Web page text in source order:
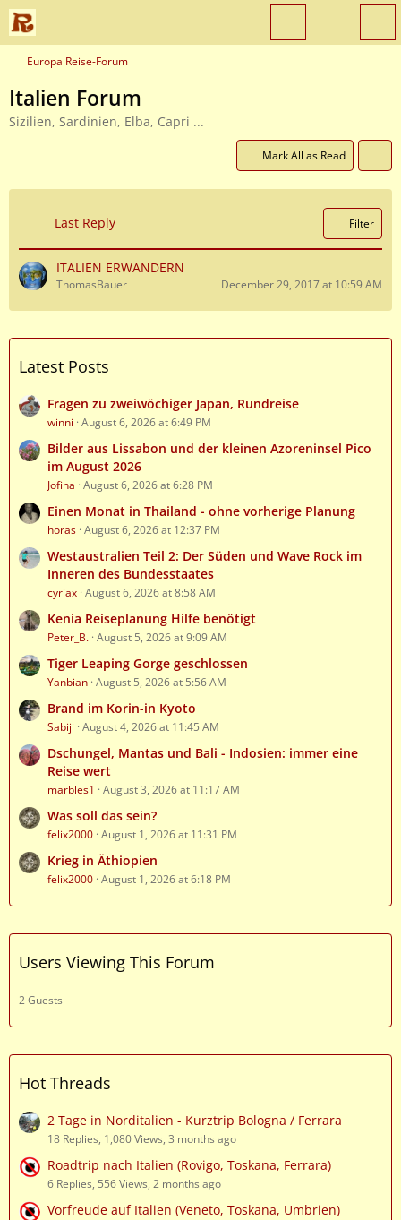
Europa Reise-Forum
Italien Forum
Sizilien, Sardinien, Elba, Capri ...
Mark All as Read
Last Reply Filter
ITALIEN ERWANDERN
ThomasBauer December 29, 2017 at 10:59 AM
Latest Posts
Fragen zu zweiwöchiger Japan, Rundreise
winni August 6, 2026 at 6:49 PM
Bilder aus Lissabon und der kleinen Azoreninsel Pico
im August 2026
Jofina August 6, 2026 at 6:28 PM
Einen Monat in Thailand - ohne vorherige Planung
horas August 6, 2026 at 12:37 PM
Westaustralien Teil 2: Der Süden und Wave Rock im
Inneren des Bundesstaates
cyriax August 6, 2026 at 8:58 AM
Kenia Reiseplanung Hilfe benötigt
Peter_B. August 5, 2026 at 9:09 AM
Tiger Leaping Gorge geschlossen
Yanbian August 5, 2026 at 5:56 AM
Brand im Korin-in Kyoto
Sabiji August 4, 2026 at 11:45 AM
Dschungel, Mantas und Bali - Indosien: immer eine
Reise wert
marbles1 August 3, 2026 at 11:17 AM
Was soll das sein?
felix2000 August 1, 2026 at 11:31 PM
Krieg in Äthiopien
felix2000 August 1, 2026 at 6:18 PM
Users Viewing This Forum
2 Guests
Hot Threads
2 Tage in Norditalien - Kurztrip Bologna / Ferrara
18 Replies, 1,080 Views, 3 months ago
Roadtrip nach Italien (Rovigo, Toskana, Ferrara)
6 Replies, 556 Views, 2 months ago
Vorfreude auf Italien (Veneto, Toskana, Umbrien)